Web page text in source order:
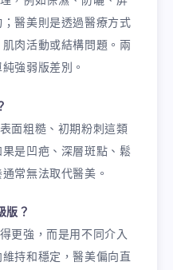
醫美則是透過醫療方式
肉活動或結構問題。兩
強弱版差別。
面粗糙、初期粉刺這類
是凹疤、深層斑點、鬆
常無法取代醫美。
版？
更強，而是用不同介入
持和穩定，醫美偏向直